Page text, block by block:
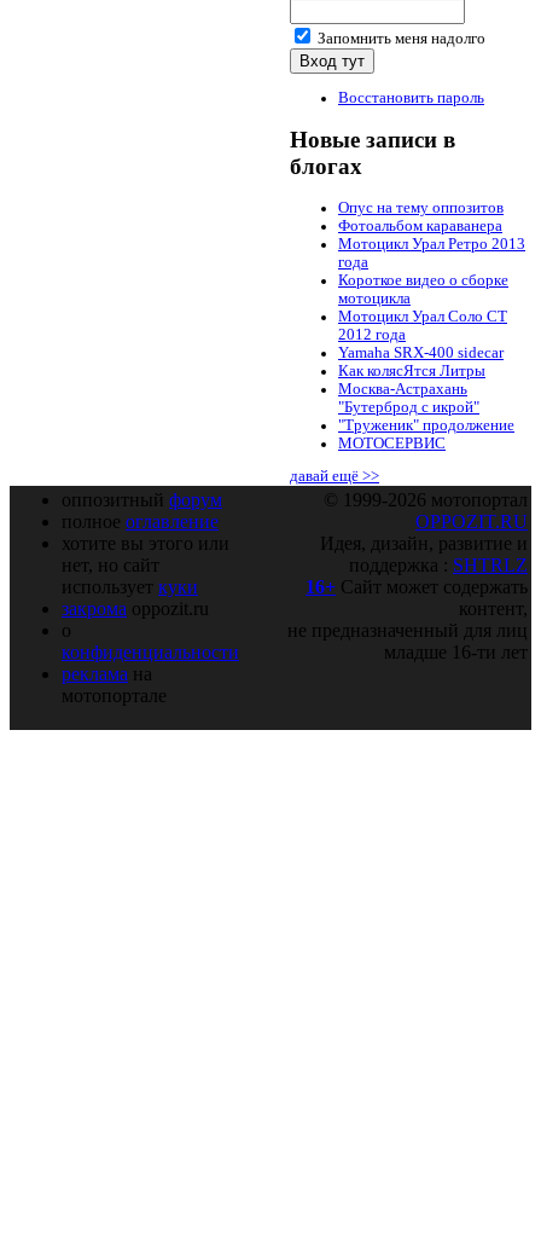
Запомнить меня надолго
Восстановить пароль
Новые записи в
блогах
Опус на тему оппозитов
Фотоальбом караванера
Мотоцикл Урал Ретро 2013
года
Короткое видео о сборке
мотоцикла
Мотоцикл Урал Соло СТ
2012 года
Yamaha SRX-400 sidecar
Как колясЯтся Литры
Москва-Астрахань
"Бутерброд с икрой"
"Труженик" продолжение
МОТОСЕРВИС
давай ещё >>
оппозитный форум
полное оглавление
хотите вы этого или
нет, но сайт
использует куки
закрома oppozit.ru
о
конфиденциальности
реклама на
мотопортале
© 1999-2026 мотопортал
OPPOZIT.RU
Идея, дизайн, развитие и
поддержка : SHTRLZ
16+ Сайт может содержать
контент,
не предназначенный для лиц
младше 16-ти лет